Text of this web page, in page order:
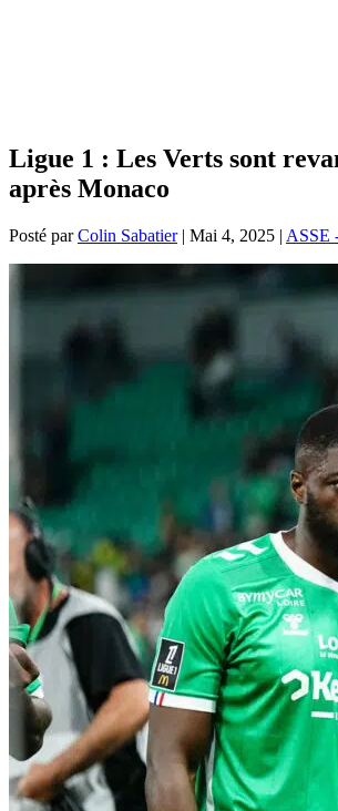
Ligue 1 : Les Verts sont
après Monaco
Posté parColin Sabatier| Mai 4, 2025 | ASSE